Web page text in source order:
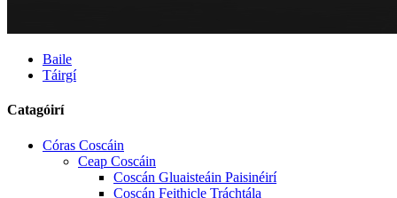
Baile
Táirgí
Catagóirí
Córas Coscáin
Ceap Coscáin
Coscán Gluaisteáin Paisinéirí
Coscán Feithicle Tráchtála